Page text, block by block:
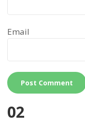
Email
02